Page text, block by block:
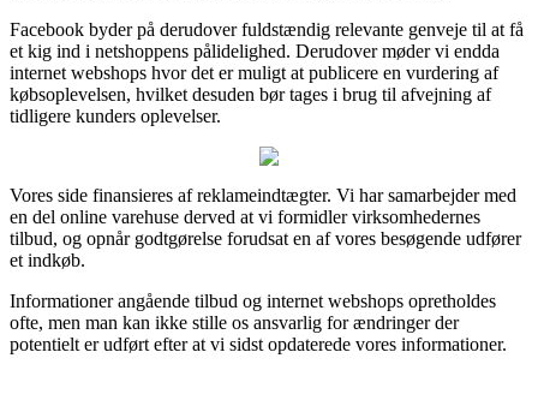
Facebook byder på derudover fuldstændig relevante genveje til at få
et kig ind i netshoppens pålidelighed. Derudover møder vi endda
internet webshops hvor det er muligt at publicere en vurdering af
købsoplevelsen, hvilket desuden bør tages i brug til afvejning af
tidligere kunders oplevelser.
Vores side finansieres af reklameindtægter. Vi har samarbejder med
en del online varehuse derved at vi formidler virksomhedernes
tilbud, og opnår godtgørelse forudsat en af vores besøgende udfører
et indkøb.
Informationer angående tilbud og internet webshops opretholdes
ofte, men man kan ikke stille os ansvarlig for ændringer der
potentielt er udført efter at vi sidst opdaterede vores informationer.